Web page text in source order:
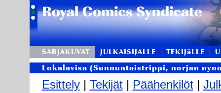
SARJAKUVAT JULKAISIJALLE TEKIJäLLE
Lokalavisa (Sunnuntaistrippi, norjan
Esittely| Tekijät| Päähenkilöt|